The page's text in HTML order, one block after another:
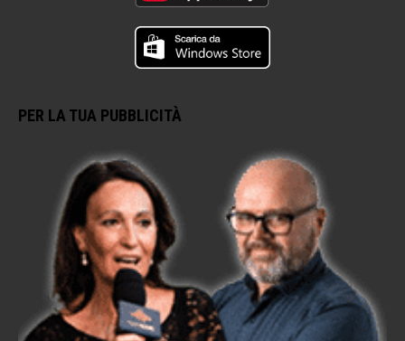
PER LA TUA PUBBLICITÀ